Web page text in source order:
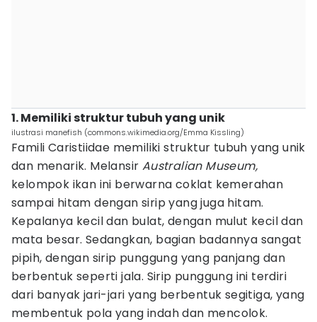
1. Memiliki struktur tubuh yang unik
ilustrasi manefish (commons.wikimedia.org/Emma Kissling)
Famili Caristiidae memiliki struktur tubuh yang unik
dan menarik. Melansir Australian Museum,
kelompok ikan ini berwarna coklat kemerahan
sampai hitam dengan sirip yang juga hitam.
Kepalanya kecil dan bulat, dengan mulut kecil dan
mata besar. Sedangkan, bagian badannya sangat
pipih, dengan sirip punggung yang panjang dan
berbentuk seperti jala. Sirip punggung ini terdiri
dari banyak jari-jari yang berbentuk segitiga, yang
membentuk pola yang indah dan mencolok.